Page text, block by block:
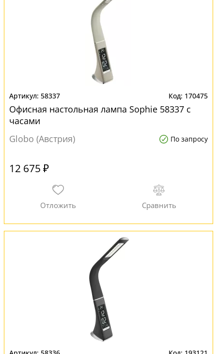
58337 170475
Офисная настольная лампа Sophie 58337 с
часами
Globo (Австрия)
По запросу
12 675 ₽